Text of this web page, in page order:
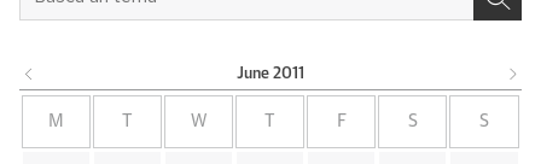
June 2011
M W F S S